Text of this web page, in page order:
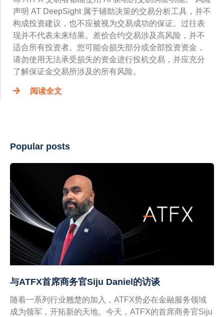
声明 AT DeepSight 属于辅助决策的交易分析工具，并不
构成投资建议，也不应被视为交易成功的保证。过往表
现并不代表未来结果。差价合约交易涉及高风险，并不
适合所有投资者。您可能会损失部分或全部投资资金，
请勿使用无法承受损失的资金进行投机交易，并应充分
了解保证金交易所涉及的所有风险。
阅读全文
Popular posts
与ATFX首席商务官Siju Daniel的访谈
随着一系列行业翘楚的加入，ATFX势必在金融服务领域
成为领军，开拓新的天地。今天，ATFX的首席商务官Siju